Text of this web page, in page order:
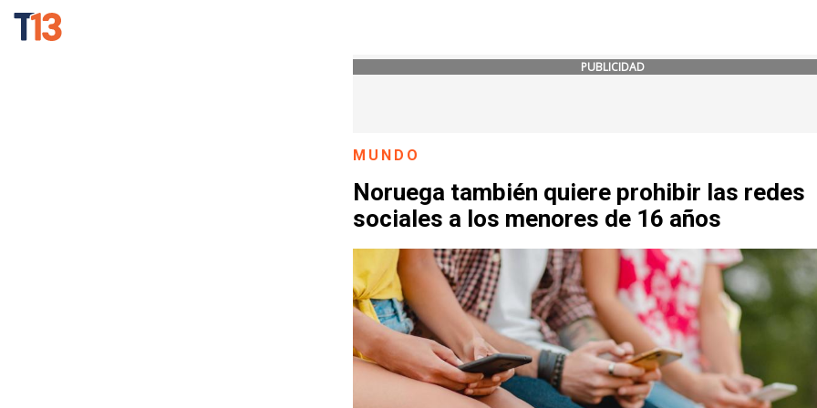
PUBLICIDAD
MUNDO
Noruega también quiere prohibir las redes
sociales a los menores de 16 años